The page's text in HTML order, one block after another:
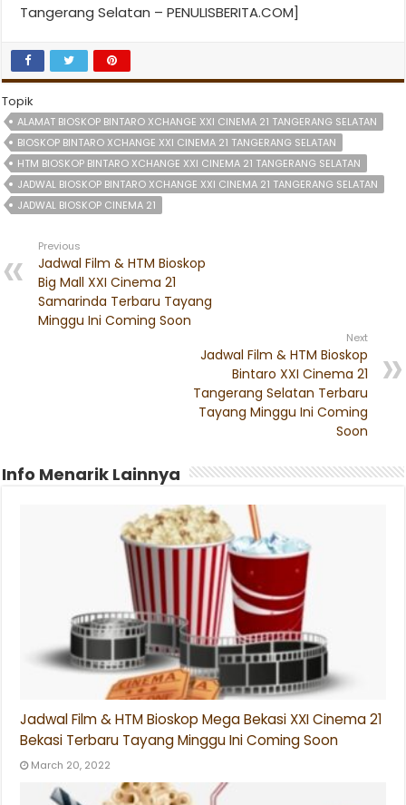
Tangerang Selatan – PENULISBERITA.COM]
Topik
ALAMAT BIOSKOP BINTARO XCHANGE XXI CINEMA 21 TANGERANG SELATAN
BIOSKOP BINTARO XCHANGE XXI CINEMA 21 TANGERANG SELATAN
HTM BIOSKOP BINTARO XCHANGE XXI CINEMA 21 TANGERANG SELATAN
JADWAL BIOSKOP BINTARO XCHANGE XXI CINEMA 21 TANGERANG SELATAN
JADWAL BIOSKOP CINEMA 21
Previous
Jadwal Film & HTM Bioskop
Big Mall XXI Cinema 21
Samarinda Terbaru Tayang
Minggu Ini Coming Soon
Next
Jadwal Film & HTM Bioskop
Bintaro XXI Cinema 21
Tangerang Selatan Terbaru
Tayang Minggu Ini Coming
Soon
Info Menarik Lainnya
Jadwal Film & HTM Bioskop Mega Bekasi XXI Cinema 21
Bekasi Terbaru Tayang Minggu Ini Coming Soon
March 20, 2022